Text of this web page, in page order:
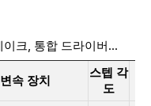
크, 통합 드라이버...
변속 장치
스텝 각
도